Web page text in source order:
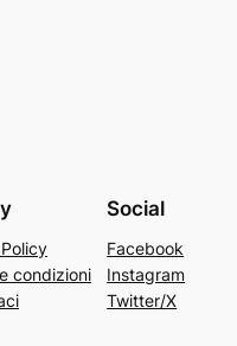
condizioni
Social
Facebook
Instagram
Twitter/X